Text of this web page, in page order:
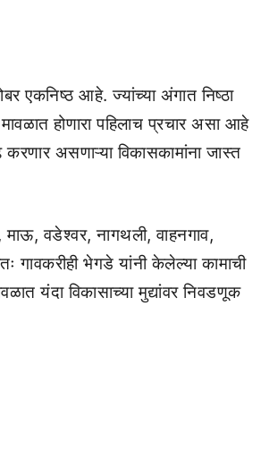
एकनिष्ठ आहे. ज्यांच्या अंगात निष्ठा
होणारा पहिलाच प्रचार असा आहे
असणाऱ्या विकासकामांना जास्त
वडेश्वर, नागथली, वाहनगाव,
गावकरीही भेगडे यांनी केलेल्या कामाची
यंदा विकासाच्या मुद्यांवर निवडणूक